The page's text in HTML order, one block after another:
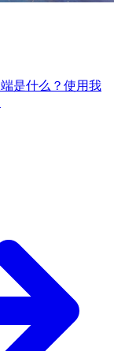
是什么？使用我